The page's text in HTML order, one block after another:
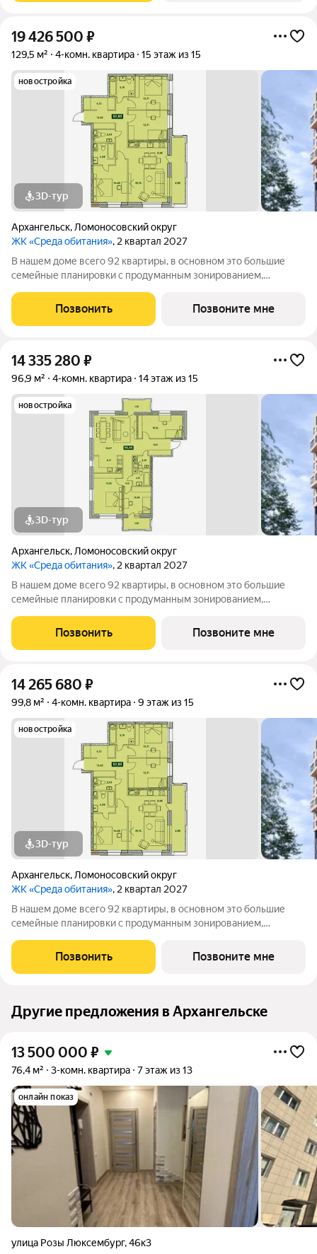
19 426 500 ₽
129,5 м² 4-комн. квартира 15 этаж из 15
новостройка
3D-тур
Архангельск, Ломоносовский округ
ЖК «Среда обитания», 2 квартал 2027
В нашем доме всего 92 квартиры, в основном это большие
семейные планировки с продуманным зонированием,
Просторные лобби и проходные подъезды Закрытая
территория с классным благоустройством и
Позвонить Позвоните мне
14 335 280 ₽
96,9 м² 4-комн. квартира 14 этаж из 15
новостройка
3D-тур
Архангельск, Ломоносовский округ
ЖК «Среда обитания», 2 квартал 2027
В нашем доме всего 92 квартиры, в основном это большие
семейные планировки с продуманным зонированием,
Просторные лобби и проходные подъезды Закрытая
территория с классным благоустройством и
Позвонить Позвоните мне
14 265 680 ₽
99,8 м² 4-комн. квартира 9 этаж из 15
новостройка
3D-тур
Архангельск, Ломоносовский округ
ЖК «Среда обитания», 2 квартал 2027
В нашем доме всего 92 квартиры, в основном это большие
семейные планировки с продуманным зонированием,
Просторные лобби и проходные подъезды Закрытая
территория с классным благоустройством и
Позвонить Позвоните мне
Другие предложения в Архангельске
13 500 000 ₽
76,4 м² 3-комн. квартира 7 этаж из 13
онлайн показ
улица Розы Люксембург,46к3